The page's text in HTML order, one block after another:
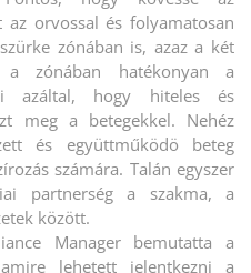
orvossal és folyamatosan
zónában is, azaz a két
zónában hatékonyan a
azáltal, hogy hiteles és
meg a betegekkel. Nehéz
és együttműködö beteg
számára. Talán egyszer
partnerség a szakma, a
között.
Manager bemutatta a
amire lehetett jelentkezni a